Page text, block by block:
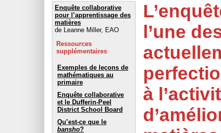
Enquête collaborative
pour l’apprentissage des
matières
de Leanne Miller, EAO
Ressources
supplémentaires
Exemples de leçons de
mathématiques au
primaire
Enquête collaborative
et le Dufferin-Peel
District School Board
Qu’est-ce que le
bansho?
l’une
à